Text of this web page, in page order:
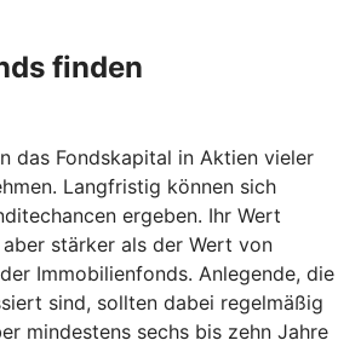
finden
das Fondskapital in Aktien vieler
Langfristig können sich
ergeben. Ihr Wert
stärker als der Wert von
Immobilienfonds. Anlegende, die
sind, sollten dabei regelmäßig
mindestens sechs bis zehn Jahre